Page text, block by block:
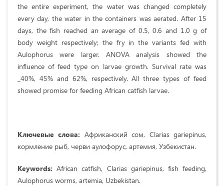
the entire experiment, the water was changed completely
every day, the water in the containers was aerated. After 15
days, the fish reached an average of 0.5, 0.6 and 1.0 g of
body weight respectively; the fry in the variants fed with
Aulophorus were larger. ANOVA analysis showed the
influence of feed type on larvae growth. Survival rate was
_40%, 45% and 62%, respectively. All three types of feed
showed promise for feeding African catfish larvae.
Ключевые слова: Африканский сом, Clarias gariepinus,
кормление рыб, черви аулофорус, артемия, Узбекистан.
Keywords: African catfish, Clarias gariepinus, fish feeding,
Aulophorus worms, artemia, Uzbekistan.